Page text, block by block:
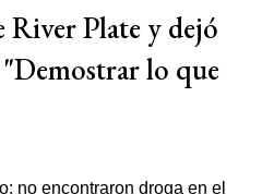
River Plate y dejó
lo que